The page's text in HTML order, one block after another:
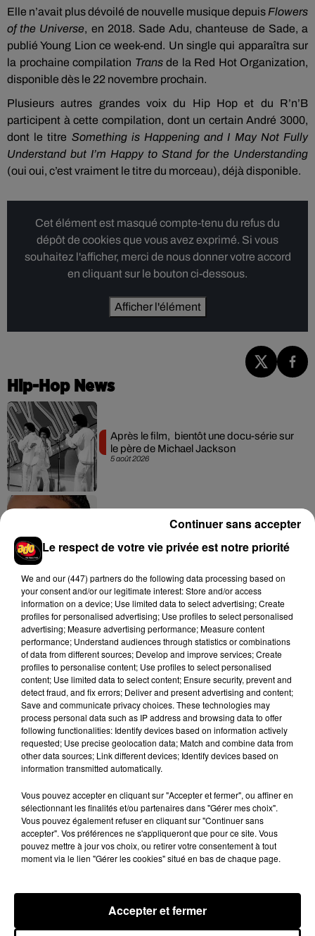
Elle n’avait plus dévoilé de nouvelle musique depuis Flowers
of the Universe, en 2018. Sade Adu, chanteuse de Sade, a
publié Young Lion ce week-end. Un single qui apparaîtra sur
la prochaine compilation Transde la Red Hot Organization,
disponible dès le 22 novembre prochain.
Plusieurs autres grandes voix du Hip Hop et du R’n’B
participent à cette compilation, dont un certain André 3000,
dont le titre Something is Happening and I May Not Fully
Understand but I’m Happy to Stand for the Understanding
(oui oui, c’est vraiment le titre du morceau), déjà disponible.
Cet élément est masqué compte-tenu du refus du
dépôt de cookies que vous avez exprimé. Si vous
souhaitez l'afficher, merci de nous donner votre accord
en cliquant sur le bouton ci-dessous.
Afficher l'élément
Hip-Hop News
5 août 2026
Après le film, bientôt une docu-série sur
le père de Michael Jackson
4 août 2026
4 août 2026
Ariana Grande prendra une pause après
sa tournée mondiale
3 août 2026
Rim’K revient bien entouré dans son
nouvel EP « Soleil de minuit »
31 juillet 2026
Tyla dévoile le clip de « THAT GIRL »
entre animation et sensualité
Ariana Grande se libère dans son nouvel
album « Petals »
Le respect de votre vie privée est notre priorité
We and our (447) partnersdo the following data processing based on
your consent and/or our legitimate interest: Store and/or access
information on a device; Use limited data to select advertising; Create
profiles for personalised advertising; Use profiles to select personalised
advertising; Measure advertising performance; Measure content
performance; Understand audiences through statistics or combinations
of data from different sources; Develop and improve services; Create
profiles to personalise content; Use profiles to select personalised
content; Use limited data to select content; Ensure security, prevent and
detect fraud, and fix errors; Deliver and present advertising and content;
Save and communicate privacy choices. These technologies may
process personal data such as IP address and browsing data to offer
following functionalities: Identify devices based on information actively
requested; Use precise geolocation data; Match and combine data from
other data sources; Link different devices; Identify devices based on
information transmitted automatically.
Vous pouvez accepter en cliquant sur "Accepter et fermer", ou affiner en
sélectionnant les finalités et/ou partenaires dans "Gérer mes choix".
Vous pouvez également refuser en cliquant sur "Continuer sans
accepter". Vos préférences ne s'appliqueront que pour ce site. Vous
pouvez mettre à jour vos choix, ou retirer votre consentement à tout
moment via le lien "Gérer les cookies" situé en bas de chaque page.
Accepter et fermer
Continuer sans accepter